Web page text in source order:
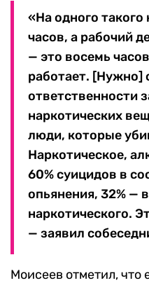
«На одного
часов, а рабочий
— это восемь
работает. [Нужно]
ответственности
наркотических
люди, которые
Наркотическое,
60% суицидов в
опьянения, 32% —
наркотического.
— заявил
Моисеев отметил, что